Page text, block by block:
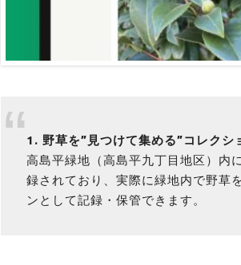
1. 野草を”見つけて集める”コレクシ
高島平緑地（高島平九丁目地区）内
録されており、実際に緑地内で野草
ンとして記録・保管できます。